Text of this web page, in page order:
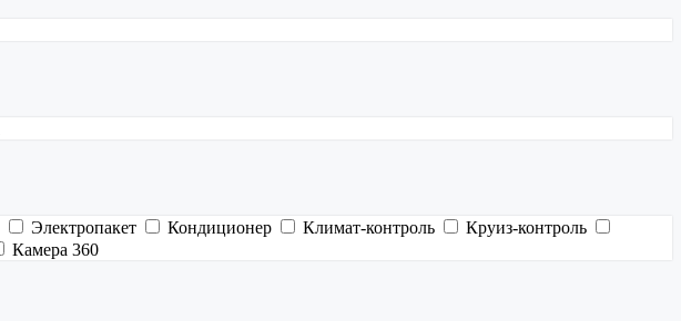
Электропакет Кондиционер Климат-контроль
Круиз-контроль
Камера 360